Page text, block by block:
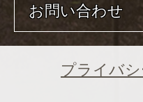
お問い合わせ
プライバ